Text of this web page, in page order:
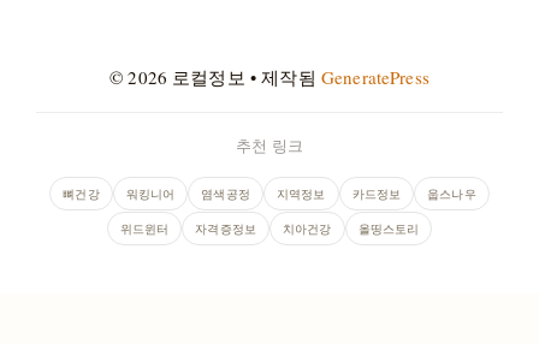
© 2026 로컬정보 • 제작됨 GeneratePress
추천 링크
뼈건강 워킹니어 염색공정 지역정보 카드정보 웁스나우
위드윈터 자격증정보 치아건강 올띵스토리